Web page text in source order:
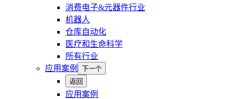
消费电子&元器件行业
机器人
仓库自动化
医疗和生命科学
所有行业
应用案例
下一个
返回
应用案例